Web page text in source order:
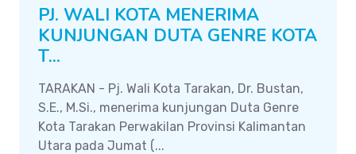
PJ. WALI KOTA MENERIMA
KUNJUNGAN DUTA GENRE KOTA
T...
TARAKAN - Pj. Wali Kota Tarakan, Dr. Bustan,
S.E., M.Si., menerima kunjungan Duta Genre
Kota Tarakan Perwakilan Provinsi Kalimantan
Utara pada Jumat (...